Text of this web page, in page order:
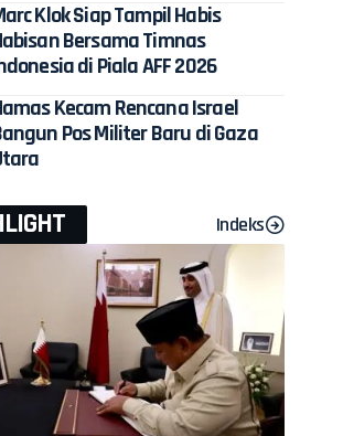
Klok Siap Tampil Habis
Bersama Timnas
di Piala AFF 2026
Kecam Rencana Israel
Pos Militer Baru di Gaza
Indeks